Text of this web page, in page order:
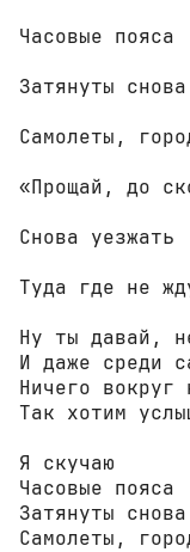
Часовые пояса
Затянуты снова
Самолеты,
«Прощай, до
Снова уезжать
Туда где не
Ну ты давай,
И даже среди
Ничего вокруг
Так хотим
Я скучаю
Часовые пояса
Затянуты снова
Самолеты,